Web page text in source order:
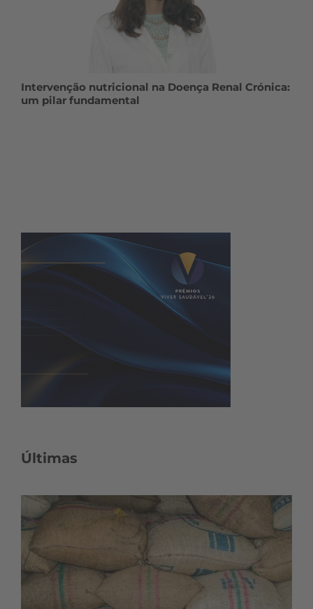
Intervenção nutricional na Doença Renal Crónica:
um pilar fundamental
Últimas